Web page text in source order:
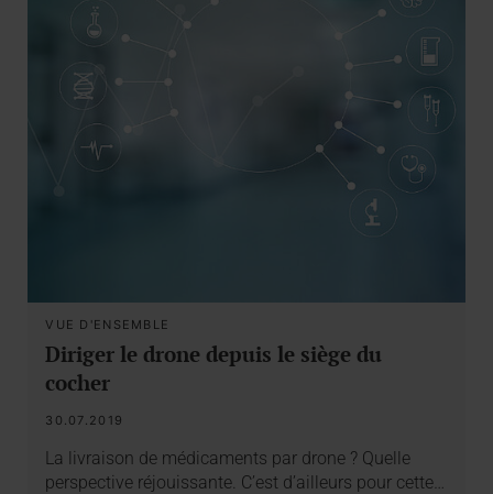
VUE D'ENSEMBLE
Diriger le drone depuis le siège du
cocher
30.07.2019
La livraison de médicaments par drone ? Quelle
perspective réjouissante. C’est d’ailleurs pour cette…